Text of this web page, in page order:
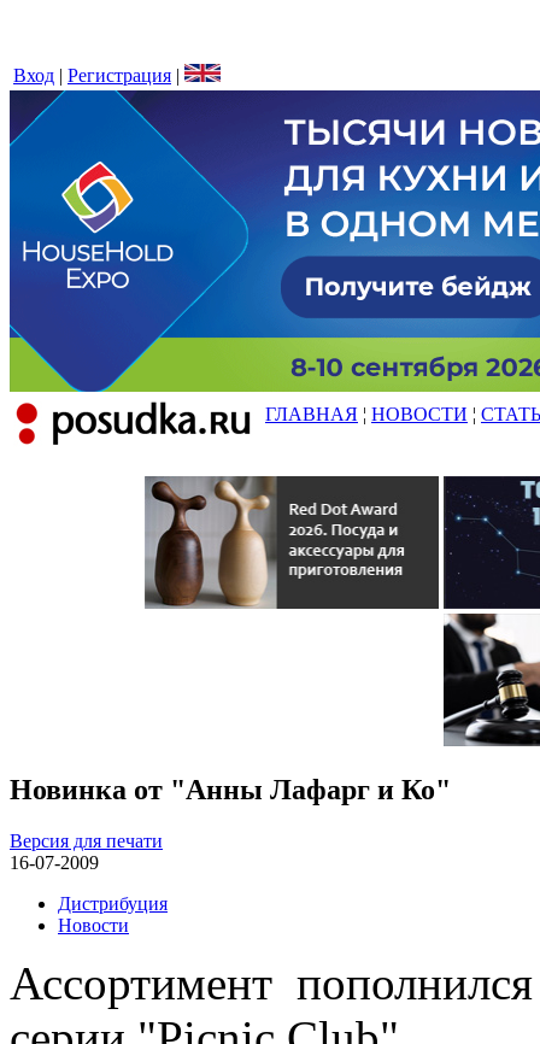
Вход | Регистрация |
ГЛАВНАЯ ¦ НОВОСТИ ¦
Новинка от "Анны Лафарг и Ко"
Версия для печати
16-07-2009
Дистрибуция
Новости
Ассортимент